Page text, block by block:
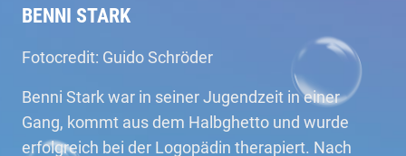
BENNI STARK
Fotocredit: Guido Schröder
Benni Stark war in seiner Jugendzeit in einer
Gang, kommt aus dem Halbghetto und wurde
erfolgreich bei der Logopädin therapiert. Nach